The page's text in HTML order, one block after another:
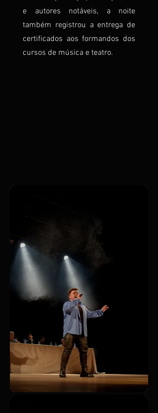
e autores notáveis, a noite
também registrou a entrega de
certificados aos formandos dos
cursos de música e teatro.